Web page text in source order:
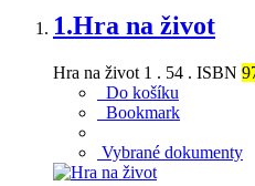
1.Hra na život
Hra na život 1 . 54 . ISBN
Do košíku
Bookmark
Vybrané dokumenty